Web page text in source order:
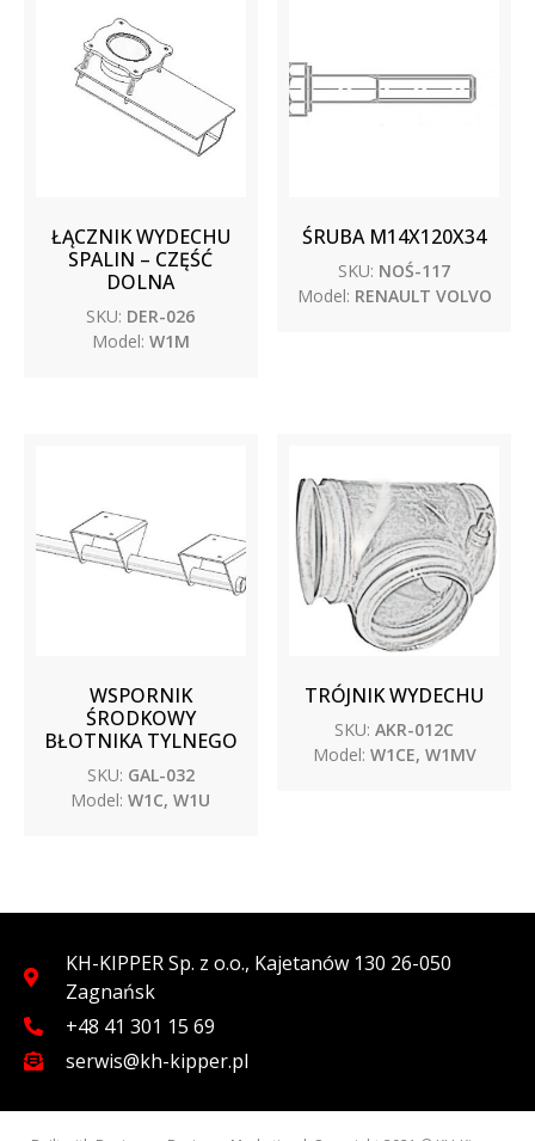
ŁĄCZNIK WYDECHU
SPALIN – CZĘŚĆ
DOLNA
SKU: DER-026
Model: W1M
ŚRUBA M14X120X34
SKU: NOŚ-117
Model: RENAULT VOLVO
WSPORNIK
ŚRODKOWY
BŁOTNIKA TYLNEGO
SKU: GAL-032
Model: W1C, W1U
TRÓJNIK WYDECHU
SKU: AKR-012C
Model: W1CE, W1MV
KH-KIPPER Sp. z o.o., Kajetanów 130 26-050
Zagnańsk
+48 41 301 15 69
serwis@kh-kipper.pl